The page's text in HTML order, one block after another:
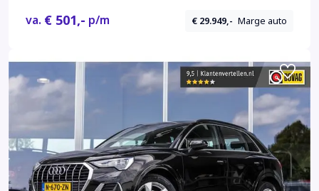
va. € 501,- p/m € 29.949,- Marge auto